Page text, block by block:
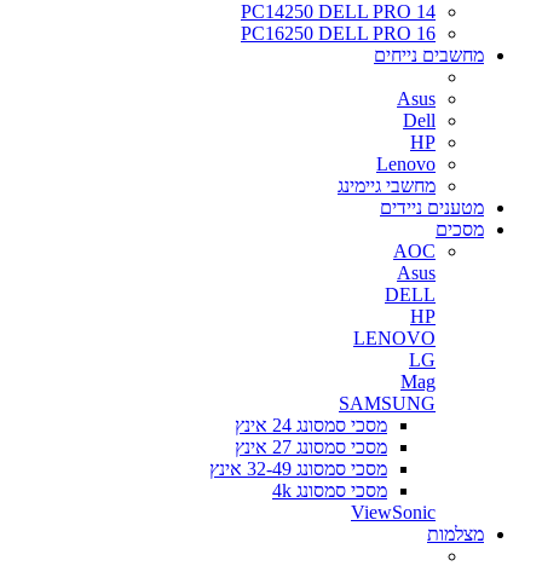
PC14250 DELL PRO 14
PC16250 DELL PRO 16
מחשבים נייחים
Asus
Dell
HP
Lenovo
מחשבי גיימינג
מטענים ניידים
מסכים
AOC
Asus
DELL
HP
LENOVO
LG
Mag
SAMSUNG
מסכי סמסונג 24 אינץ
מסכי סמסונג 27 אינץ
מסכי סמסונג 32-49 אינץ
מסכי סמסונג 4k
ViewSonic
מצלמות